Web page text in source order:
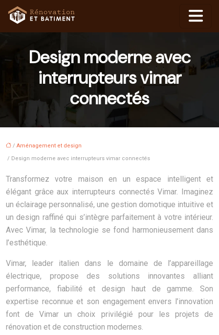
Design moderne avec
interrupteurs vimar
connectés
/ Aménagement et design
/ Design moderne avec interrupteurs vimar connectés
Transformez votre maison en un espace intelligent et
élégant grâce aux interrupteurs connectés Vimar. Imaginez
un éclairage personnalisé, une gestion domotique intuitive et
un design raffiné qui s’intègre parfaitement à votre intérieur.
Avec Vimar, la technologie se fond harmonieusement dans
l’esthétique.
Vimar, leader italien dans le domaine de l’appareillage
électrique, propose des solutions innovantes alliant
performance, fiabilité et design haut de gamme. Son
expertise reconnue et son engagement envers l’innovation
font de Vimar un choix privilégié pour les projets de
rénovation et de construction modernes.